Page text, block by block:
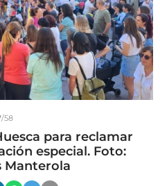
/58
para reclamar
especial. Foto:
Manterola